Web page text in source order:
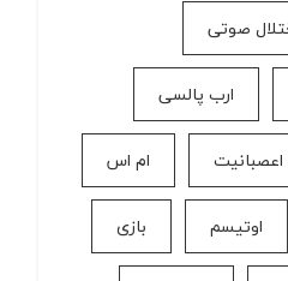
صوتی
ارب پالسی
اعصبانیت ام اس
اوتیسم بازی